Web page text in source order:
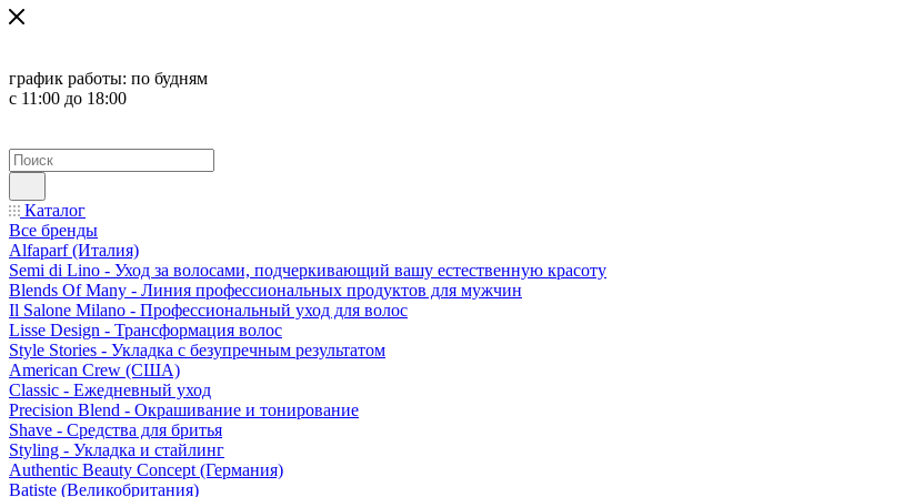
график работы: по будням
с 11:00 до 18:00
Каталог
Все бренды
Alfaparf (Италия)
Semi di Lino - Уход за волосами, подчеркивающий вашу естественную красоту
Blends Of Many - Линия профессиональных продуктов для мужчин
Il Salone Milano - Профессиональный уход для волос
Lisse Design - Трансформация волос
Style Stories - Укладка с безупречным результатом
American Crew (США)
Classic - Ежедневный уход
Precision Blend - Окрашивание и тонирование
Shave - Средства для бритья
Styling - Укладка и стайлинг
Authentic Beauty Concept (Германия)
Batiste (Великобритания)